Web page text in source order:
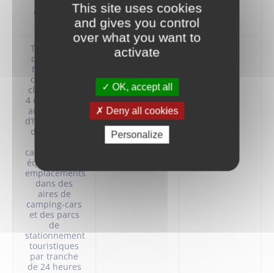
chambres
Terrains de
camping et
terrains de
caravanage
classés en 3,
4 et 5* et tout
autre terrain
d’hébergement
de plein air
caractéristiques
équivalentes,
emplacements
dans des
aires de
camping-cars
et des parcs
de
stationnement
touristiques
par tranche
de 24 heures
This site uses cookies
and gives you control
over what you want to
activate
OK, accept all
Deny all cookies
Personalize